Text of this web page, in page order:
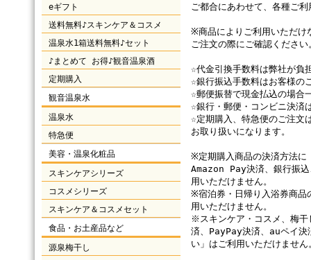
eギフト
送料無料♪スキンケア＆コスメ
温泉水1箱送料無料♪セット
♪まとめて お得♪観音温泉酒
定期購入
観音温泉水
温泉水
特急便
美容・温泉化粧品
スキンケアシリーズ
コスメシリーズ
スキンケア＆コスメセット
食品・お土産品など
源泉梅干し
ご都合にあわせて、各種ご
※商品によりご利用いただけ
ご注文の際にご確認ください
☆代金引換手数料は弊社が負
☆銀行振込手数料はお客様の
☆郵便振替で現金払込の場合
☆銀行・郵便・コンビニ決済
☆定期購入、特急便のご注文
お取り扱いになります。
※定期購入商品の決済方法に
Amazon Pay決済、銀行振
用いただけません。
※宿泊券・日帰り入浴券商品
用いただけません。
※スキンケア・コスメ、梅干
済、PayPay決済、auペイ
い」はご利用いただけません